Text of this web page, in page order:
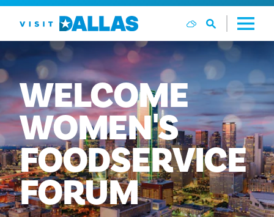
Zum Inhalt springen
WELCOME
WOMEN'S
FOODSERVICE
FORUM